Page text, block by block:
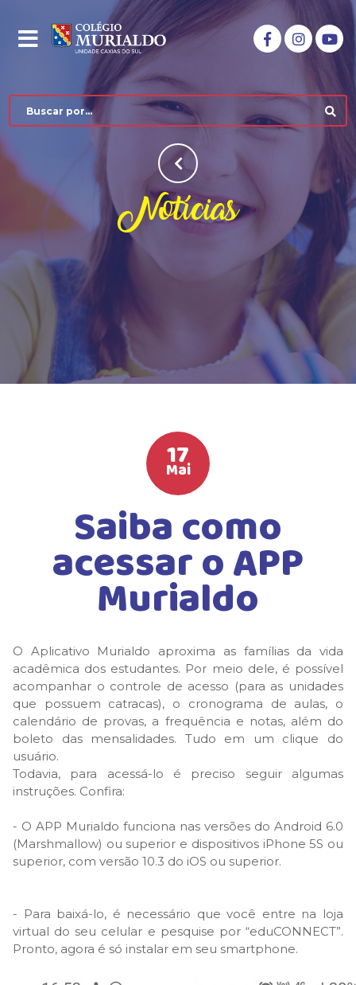
COLÉGIO MURIALDO
NÍVEIS DE ENSINO
HIGH SCHOOL
LISTA DE MATERIAIS
CALENDÁRIO ESCOLAR 2026
GUIA DA FAMÍLIA
BOLETOS BANCÁRIOS
Notícias
17
Mai
Saiba como
acessar o APP
Murialdo
O Aplicativo Murialdo aproxima as famílias da vida
acadêmica dos estudantes. Por meio dele, é possível
acompanhar o controle de acesso (para as unidades
que possuem catracas), o cronograma de aulas, o
calendário de provas, a frequência e notas, além do
boleto das mensalidades. Tudo em um clique do
usuário.
Todavia, para acessá-lo é preciso seguir algumas
instruções. Confira:
- O APP Murialdo funciona nas versões do Android 6.0
(Marshmallow) ou superior e dispositivos iPhone 5S ou
superior, com versão 10.3 do iOS ou superior.
- Para baixá-lo, é necessário que você entre na loja
virtual do seu celular e pesquise por “eduCONNECT”.
Pronto, agora é só instalar em seu smartphone.